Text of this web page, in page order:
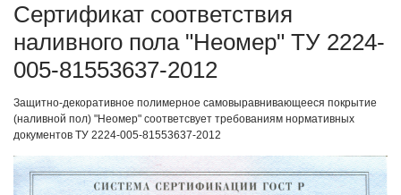
Сертификат соответствия
наливного пола "Неомер" ТУ 2224-
005-81553637-2012
Защитно-декоративное полимерное самовыравнивающееся покрытие
(наливной пол) "Неомер" соответсвует требованиям нормативных
документов ТУ 2224-005-81553637-2012